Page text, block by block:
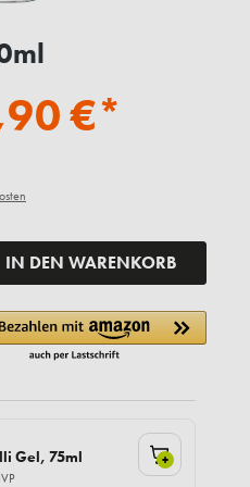
€*
IN DEN WARENKORB
Gel, 75ml
+